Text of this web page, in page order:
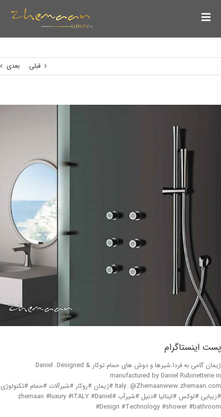
قبلی بعدی
پست اینستاگرام
ژیمان گامی به فردا.شیرها و دوش های حمام توکار Daniel .Designed &
manufactured by Daniel Rubinetterie in
Italy..@Zhemaanwww.zhemaan.com.#ژیمان #روکار #شیرآلات #حمام #تکنولوژی
#زیبایی #لوکس #ایتالیا #دنیل #شیرآب #zhemaan #luxury #ITALY #Daniel
#Design #Technology #shower #bathroom